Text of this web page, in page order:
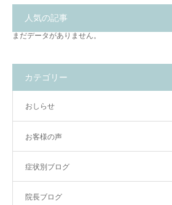
人気の記事
まだデータがありません。
カテゴリー
おしらせ
お客様の声
症状別ブログ
院長ブログ